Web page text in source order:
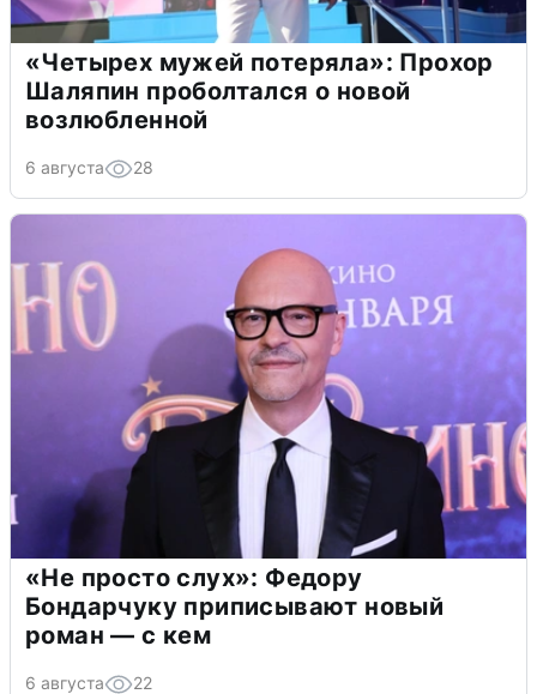
«Четырех мужей потеряла»: Прохор
Шаляпин проболтался о новой
возлюбленной
6 августа 28
«Не просто слух»: Федору
Бондарчуку приписывают новый
роман — с кем
6 августа 22